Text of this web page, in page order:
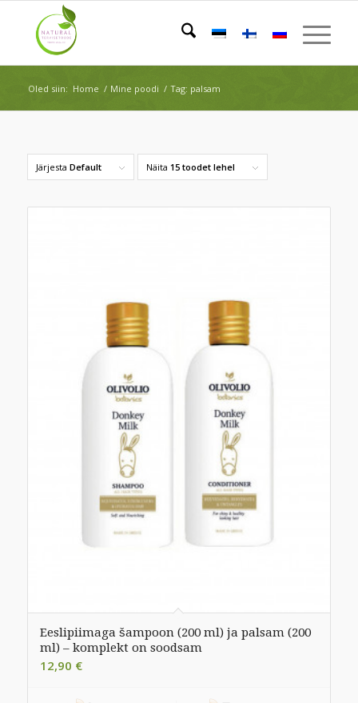
Oled siin: Home / Mine poodi / Tag: palsam
Järjesta Default Näita 15 toodet lehel
Eeslipiimaga šampoon (200 ml) ja palsam (200
ml) – komplekt on soodsam
12,90 €